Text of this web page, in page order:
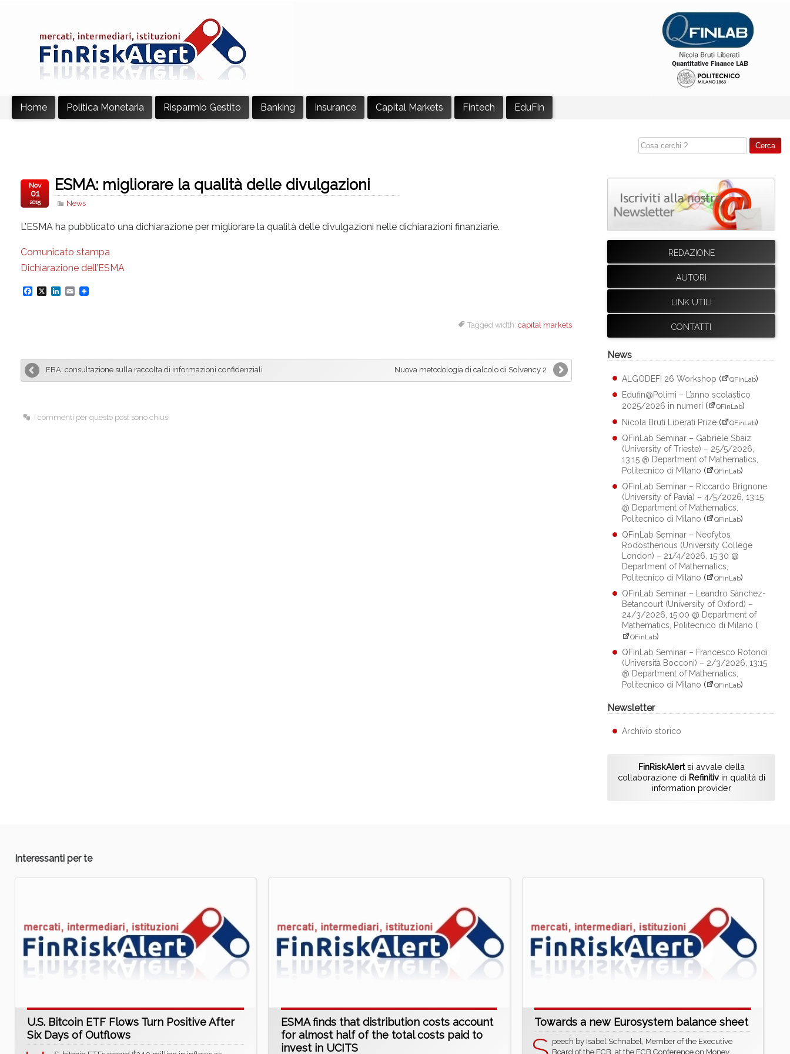
Home Politica Monetaria Risparmio Gestito Banking Insurance Capital Markets Fintech EduFin
ESMA: migliorare la qualità delle divulgazioni
News
Nov
01
2015
L’ESMA ha pubblicato una dichiarazione per migliorare la qualità delle divulgazioni nelle dichiarazioni finanziarie.
Comunicato stampa
Dichiarazione dell’ESMA
F
b
o
X
L
e
d
E
l
Tagged width: capital markets
EBA: consultazione sulla raccolta di informazioni confidenziali Nuova metodologia di calcolo di Solvency 2
I commenti per questo post sono chiusi
REDAZIONE
AUTORI
LINK UTILI
CONTATTI
News
ALGODEFI 26 Workshop ( QFinLab)
Edufin@Polimi – L’anno scolastico
2025/2026 in numeri ( QFinLab)
Nicola Bruti Liberati Prize ( QFinLab)
QFinLab Seminar – Gabriele Sbaiz
(University of Trieste) – 25/5/2026,
13:15 @ Department of Mathematics,
Politecnico di Milano ( QFinLab)
QFinLab Seminar – Riccardo Brignone
(University of Pavia) – 4/5/2026, 13:15
@ Department of Mathematics,
Politecnico di Milano ( QFinLab)
QFinLab Seminar – Neofytos
Rodosthenous (University College
London) – 21/4/2026, 15:30 @
Department of Mathematics,
Politecnico di Milano ( QFinLab)
QFinLab Seminar – Leandro Sánchez-
Betancourt (University of Oxford) –
24/3/2026, 15:00 @ Department of
Mathematics, Politecnico di Milano (
QFinLab)
QFinLab Seminar – Francesco Rotondi
(Università Bocconi) – 2/3/2026, 13:15
@ Department of Mathematics,
Politecnico di Milano ( QFinLab)
Newsletter
Archivio storico
FinRiskAlertsi avvale della
collaborazione di Refinitivin qualità di
information provider
Interessanti per te
U.S. Bitcoin ETF Flows Turn Positive After
Six Days of Outflows
ESMA finds that distribution costs account
for almost half of the total costs paid to
invest in UCITS
Towards a new Eurosystem balance sheet
peech by Isabel Schnabel, Member of the Executive
Board of the ECB, at the ECB Conference on Money